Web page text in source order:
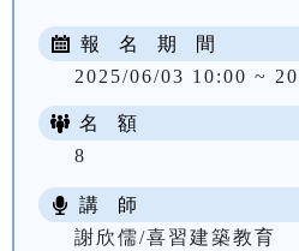
報 名 期 間
2025/06/03 10:00 ~
名 額
8
講 師
謝欣儒/喜習建築教育